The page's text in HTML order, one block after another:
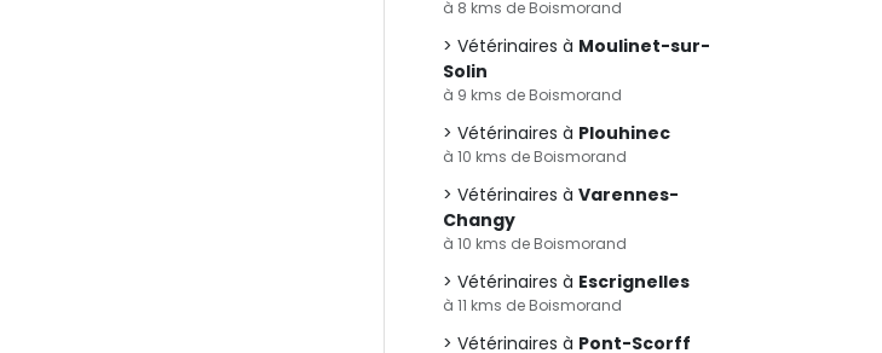
à 8 kms de Boismorand
Vétérinaires à Moulinet-sur-
Solin
à 9 kms de Boismorand
Vétérinaires à Plouhinec
à 10 kms de Boismorand
Vétérinaires à Varennes-
Changy
à 10 kms de Boismorand
Vétérinaires à Escrignelles
à 11 kms de Boismorand
Vétérinaires à Pont-Scorff